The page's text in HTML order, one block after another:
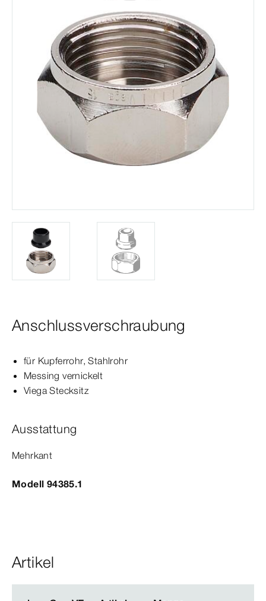
Anschlussverschraubung
für Kupferrohr, Stahlrohr
Messing vernickelt
Viega Stecksitz
Ausstattung
Mehrkant
Modell 94385.1
Artikel